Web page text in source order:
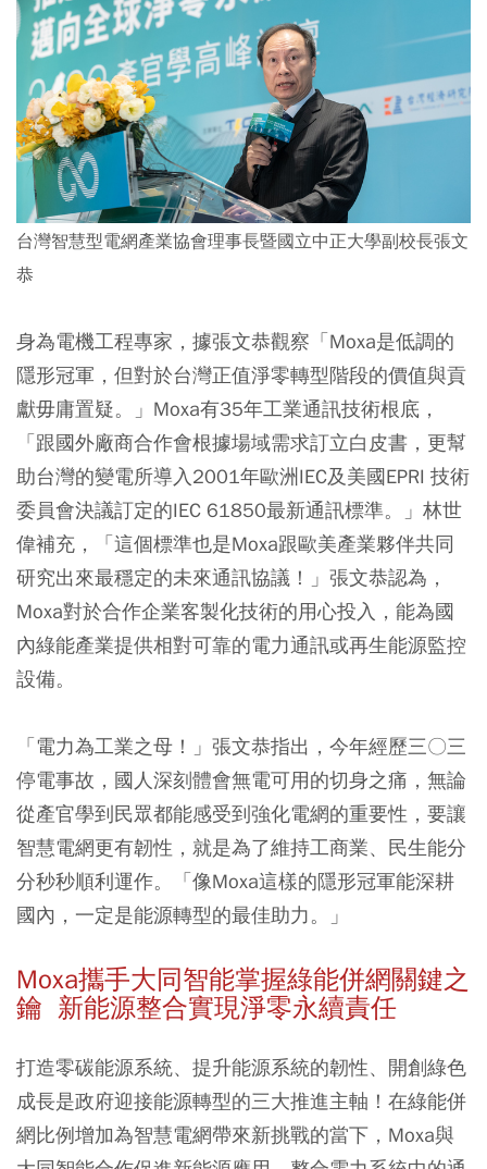
台灣智慧型電網產業協會理事長暨國立中正大學副校長張文
恭
身為電機工程專家，據張文恭觀察「Moxa是低調的
隱形冠軍，但對於台灣正值淨零轉型階段的價值與貢
獻毋庸置疑。」Moxa有35年工業通訊技術根底，
「跟國外廠商合作會根據場域需求訂立白皮書，更幫
助台灣的變電所導入2001年歐洲IEC及美國EPRI 技術
委員會決議訂定的IEC 61850最新通訊標準。」林世
偉補充，「這個標準也是Moxa跟歐美產業夥伴共同
研究出來最穩定的未來通訊協議！」張文恭認為，
Moxa對於合作企業客製化技術的用心投入，能為國
內綠能產業提供相對可靠的電力通訊或再生能源監控
設備。
「電力為工業之母！」張文恭指出，今年經歷三〇三
停電事故，國人深刻體會無電可用的切身之痛，無論
從產官學到民眾都能感受到強化電網的重要性，要讓
智慧電網更有韌性，就是為了維持工商業、民生能分
分秒秒順利運作。「像Moxa這樣的隱形冠軍能深耕
國內，一定是能源轉型的最佳助力。」
Moxa攜手大同智能掌握綠能併網關鍵之
鑰 新能源整合實現淨零永續責任
打造零碳能源系統、提升能源系統的韌性、開創綠色
成長是政府迎接能源轉型的三大推進主軸！在綠能併
網比例增加為智慧電網帶來新挑戰的當下，Moxa與